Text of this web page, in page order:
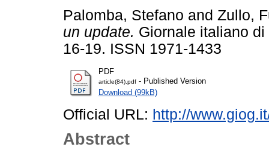
Palomba, Stefano and Zullo,
un update. Giornale italiano
16-19. ISSN 1971-1433
PDF
article(84).pdf - Published Version
Download (99kB)
Official URL: http://
Abstract